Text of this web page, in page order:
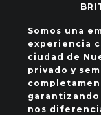
Somos una
experiencia
ciudad de
privado y
nos